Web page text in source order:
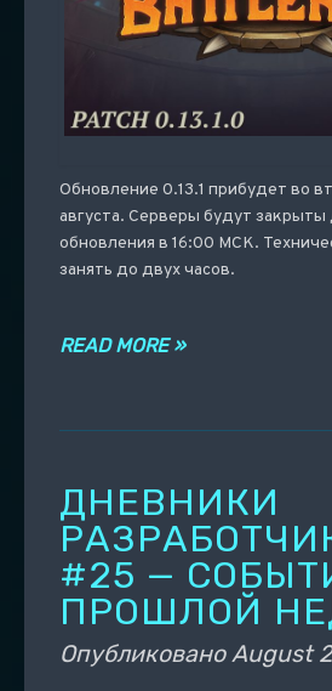
Обновление 0.13.1 прибудет во
августа. Серверы будут закрыты
обновления в 16:00 МСК.
занять до двух часов.
READ MORE »
ДНЕВНИКИ
#25 —
ПРОШЛОЙ
ОпубликованоAugust